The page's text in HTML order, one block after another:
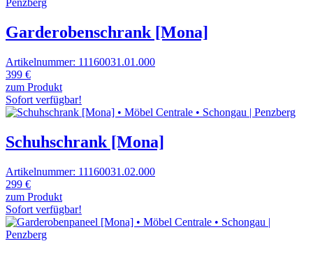
Garderobenschrank [Mona]
Artikelnummer: 11160031.01.000
399 €
zum Produkt
Sofort verfügbar!
Schuhschrank [Mona]
Artikelnummer: 11160031.02.000
299 €
zum Produkt
Sofort verfügbar!